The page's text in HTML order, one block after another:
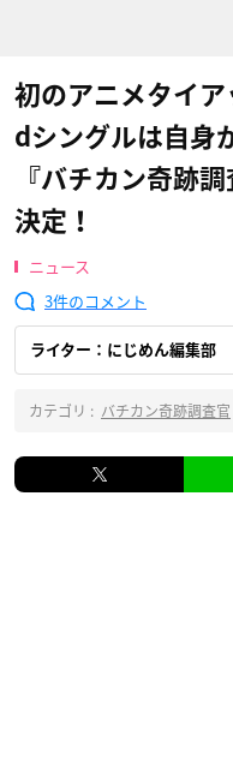
初のアニメタイ
dシングルは自身
『バチカン奇跡
決定！
ニュース
3
ライター：にじめん編集部
カテゴリ : バチカン奇跡調査官